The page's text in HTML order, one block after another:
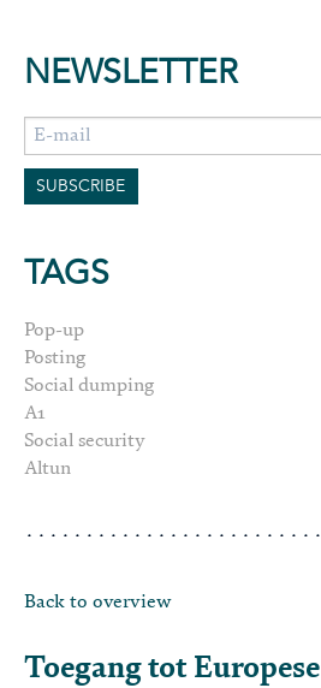
NEWSLETTER
TAGS
Pop-up
Posting
Social dumping
A1
Social security
Altun
Back to overview
Toegang tot Europese